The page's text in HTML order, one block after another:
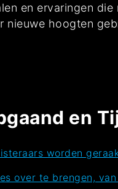
en ervaringen die
hoogten
en
worden
over te brengen,